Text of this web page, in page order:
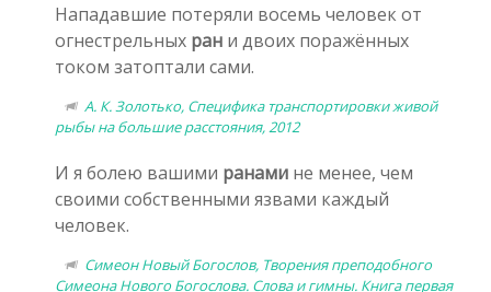
Нападавшие потеряли восемь человек от
огнестрельных ран и двоих поражённых
током затоптали сами.
А. К. Золотько, Специфика транспортировки живой
рыбы на большие расстояния, 2012
И я болею вашими ранами не менее, чем
своими собственными язвами каждый
человек.
Симеон Новый Богослов, Творения преподобного
Симеона Нового Богослова. Слова и гимны. Книга первая